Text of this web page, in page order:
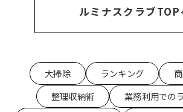
ルミナスクラブTOP
大掃除 ランキング
整理収納術
業務利用での